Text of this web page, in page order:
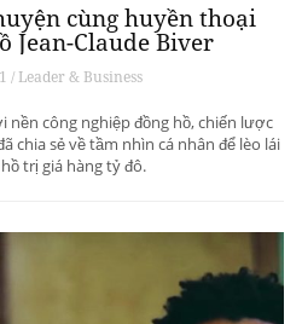
cùng huyền thoại
Jean-Claude Biver
/ Leader & Business
nền công nghiệp đồng hồ, chiến lược
chia sẻ về tầm nhìn cá nhân để lèo lái
trị giá hàng tỷ đô.